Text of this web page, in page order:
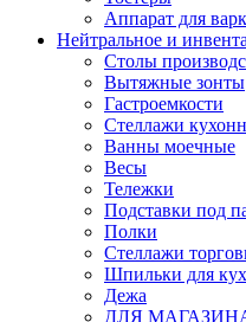
Аппарат для
Нейтральное и
Столы
Вытяжные зонты
Гастроемкости
Стеллажи
Ванны моечные
Весы
Тележки
Подставки под
Полки
Стеллажи
Шпильки для
Дежа
ДЛЯ